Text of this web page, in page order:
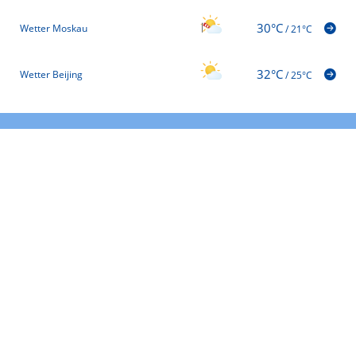
Wetter Moskau 30°C/21°C
Wetter Beijing 32°C/25°C